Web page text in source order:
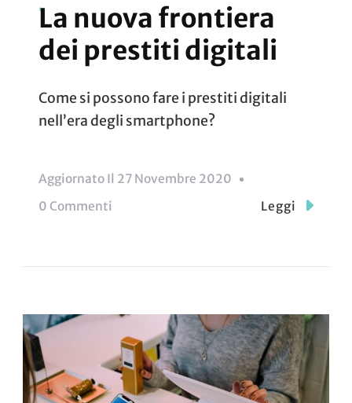
La nuova frontiera
dei prestiti digitali
Come si possono fare i prestiti digitali
nell’era degli smartphone?
Aggiornato Il 27 Novembre 2020
0 Commenti
Prestiti
Digitali
Leggi